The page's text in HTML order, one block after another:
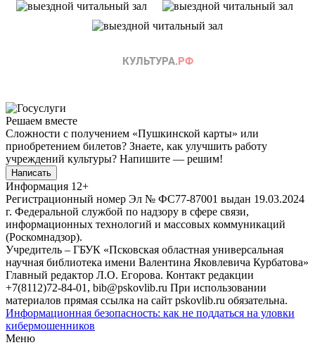
Решаем вместе
Сложности с получением «Пушкинской карты» или
приобретением билетов? Знаете, как улучшить работу
учреждений культуры? Напишите — решим!
Написать
Информация 12+
Регистрационный номер Эл № ФС77-87001 выдан 19.03.2024
г. Федеральной службой по надзору в сфере связи,
информационных технологий и массовых коммуникаций
(Роскомнадзор).
Учредитель – ГБУК «Псковская областная универсальная
научная библиотека имени Валентина Яковлевича Курбатова»
Главный редактор Л.О. Егорова. Контакт редакции
+7(8112)72-84-01, bib@pskovlib.ru При использовании
материалов прямая ссылка на сайт pskovlib.ru обязательна.
Информационная безопасность: как не поддаться на уловки
кибермошенников
Меню